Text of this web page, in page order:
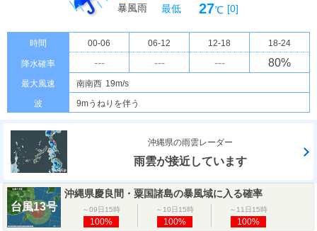
暴風雨
最低
27℃ [0]
時間 00-06 06-12 12-18 18-24
降水確率 --- --- --- 80%
最大風速 南南西 19m/s
波
9mうねりを伴う
沖縄県の雨雲レーダー
雨雲が接近しています
台風13号
沖縄県慶良間・粟国諸島の暴風域に入る確率
～09日15時
100%
～10日15時
100%
～11日15時
100%